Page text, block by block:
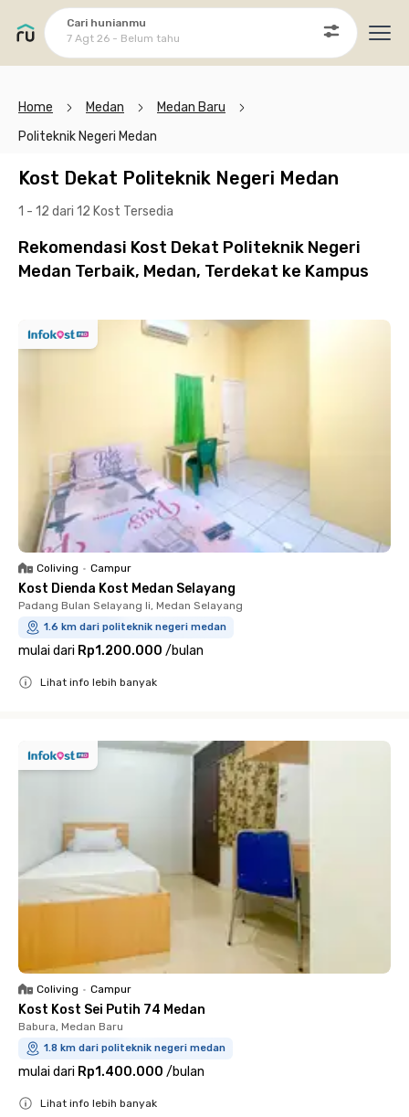
Cari hunianmu
7 Agt 26 - Belum tahu
Home Medan
Medan Baru
Politeknik Negeri Medan
Kost Dekat Politeknik Negeri Medan
1 - 12 dari 12 Kost Tersedia
Rekomendasi Kost Dekat Politeknik Negeri
Medan Terbaik, Medan, Terdekat ke Kampus
Coliving • Campur
Kost Dienda Kost Medan Selayang
Padang Bulan Selayang Ii, Medan Selayang
1.6 km dari politeknik negeri medan
mulai dari Rp1.200.000 /bulan
Lihat info lebih banyak
Coliving • Campur
Kost Kost Sei Putih 74 Medan
Babura, Medan Baru
1.8 km dari politeknik negeri medan
mulai dari Rp1.400.000 /bulan
Lihat info lebih banyak